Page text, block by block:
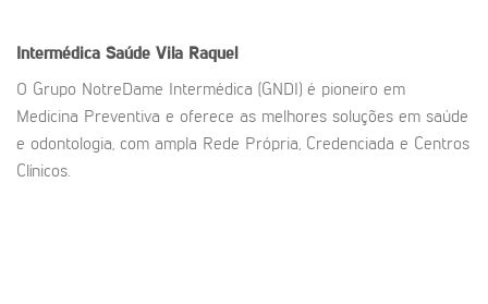
Intermédica Saúde Vila Raquel
O Grupo NotreDame Intermédica (GNDI) é pioneiro em
Medicina Preventiva e oferece as melhores soluções em saúde
e odontologia, com ampla Rede Própria, Credenciada e Centros
Clínicos.